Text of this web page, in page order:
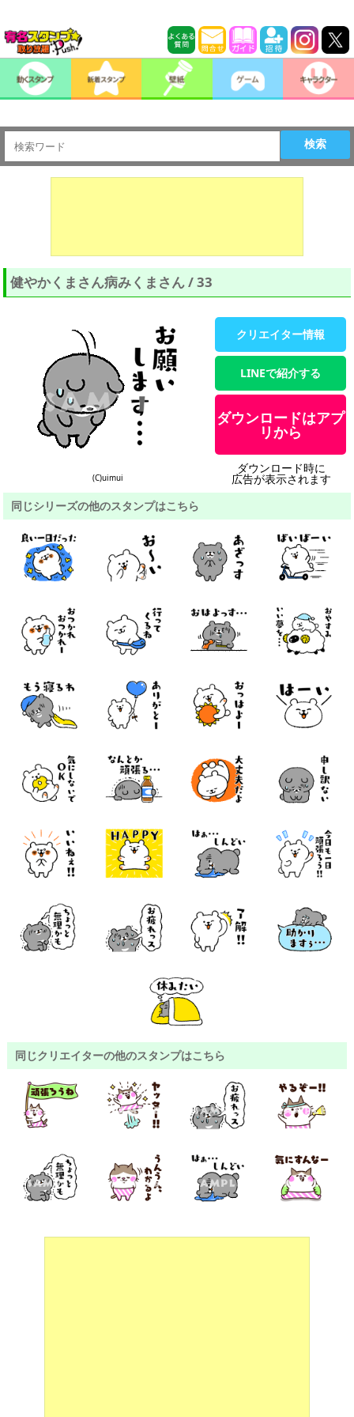
検索
健やかくまさん病みくまさん / 33
(C)uimui
クリエイター情報
LINEで紹介する
ダウンロードはアプ
リから
ダウンロード時に
広告が表示されます
同じシリーズの他のスタンプはこちら
同じクリエイターの他のスタンプはこちら